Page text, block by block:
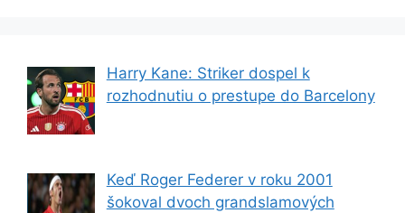
Harry Kane: Striker dospel k
rozhodnutiu o prestupe do Barcelony
Keď Roger Federer v roku 2001
šokoval dvoch grandslamových